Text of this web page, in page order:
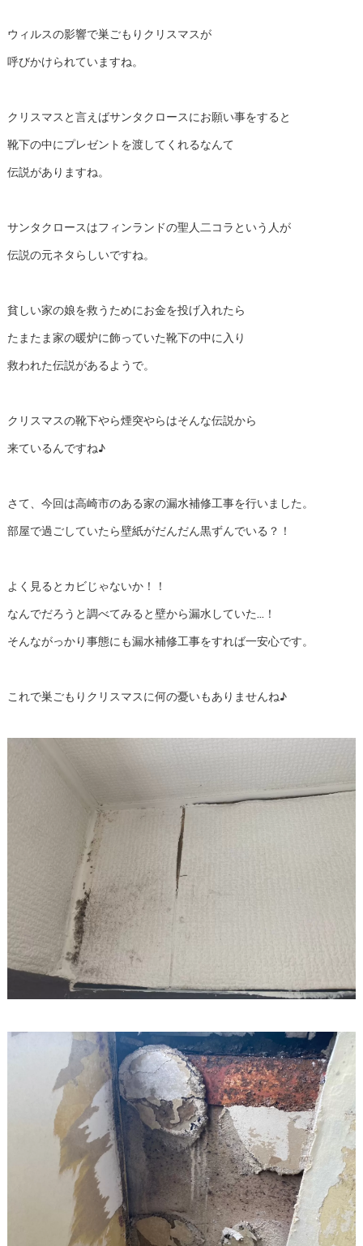
ウィルスの影響で巣ごもりクリスマスが
呼びかけられていますね。
クリスマスと言えばサンタクロースにお願い事をすると
靴下の中にプレゼントを渡してくれるなんて
伝説がありますね。
サンタクロースはフィンランドの聖人二コラという人が
伝説の元ネタらしいですね。
貧しい家の娘を救うためにお金を投げ入れたら
たまたま家の暖炉に飾っていた靴下の中に入り
救われた伝説があるようで。
クリスマスの靴下やら煙突やらはそんな伝説から
来ているんですね♪
さて、今回は高崎市のある家の漏水補修工事を行いました。
部屋で過ごしていたら壁紙がだんだん黒ずんでいる？！
よく見るとカビじゃないか！！
なんでだろうと調べてみると壁から漏水していた…！
そんながっかり事態にも漏水補修工事をすれば一安心です。
これで巣ごもりクリスマスに何の憂いもありませんね♪